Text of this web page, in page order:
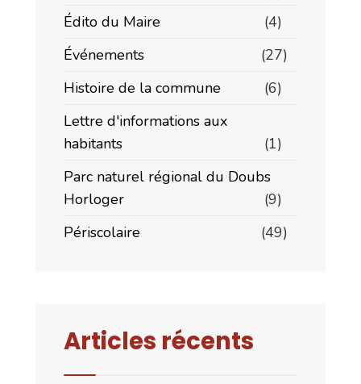
Édito du Maire
(4)
Événements
(27)
Histoire de la commune
(6)
Lettre d'informations aux
habitants
(1)
Parc naturel régional du Doubs
Horloger
(9)
Périscolaire
(49)
Articles récents